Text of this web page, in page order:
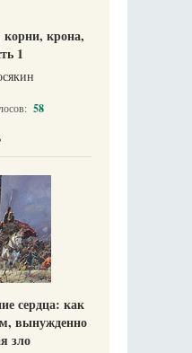
крона,
1
58
сердца: как
вынужденно
зло